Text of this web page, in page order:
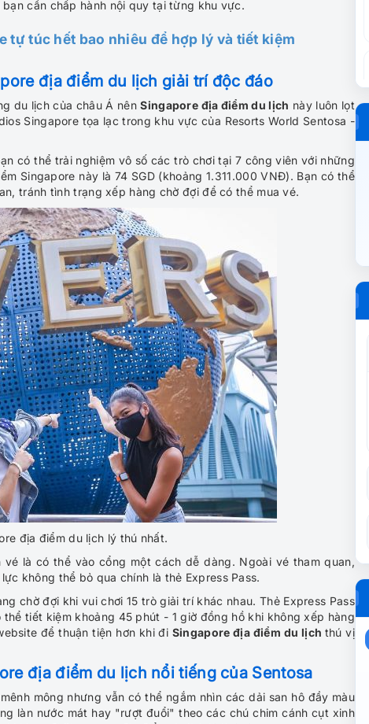
cần chấp hành nội quy tại từng khu vực.
tự túc hết bao nhiêu để hợp lý và tiết kiệm
địa điểm du lịch giải trí độc đáo
du lịch của châu Á nênSingapore địa điểm du lịch này luôn lọt
Singapore tọa lạc trong khu vực của Resorts World Sentosa -
có thể trải nghiệm vô số các trò chơi tại 7 công viên với những
Singapore này là 74 SGD (khoảng 1.311.000 VNĐ). Bạn có thể
tránh tình trạng xếp hàng chờ đợi để có thể mua vé.
địa điểm du lịch lý thú nhất.
là có thể vào cổng một cách dễ dàng. Ngoài vé tham quan,
không thể bỏ qua chính là thẻ Express Pass.
chờ đợi khi vui chơi 15 trò giải trí khác nhau. Thẻ Express Pass
tiết kiệm khoảng 45 phút - 1 giờ đồng hồ khi không xếp hàng
để thuận tiện hơn khi đi Singapore địa điểm du lịch thú vị
địa điểm du lịch nổi tiếng của Sentosa
mông nhưng vẫn có thể ngắm nhìn các dải san hô đầy màu
làn nước mát hay "rượt đuổi" theo các chú chim cánh cụt xinh